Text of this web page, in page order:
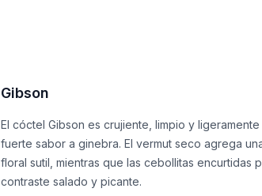
Gibson
El cóctel Gibson es crujiente, limpio y
fuerte sabor a ginebra. El vermut seco agrega
floral sutil, mientras que las cebollitas encurtidas
contraste salado y picante.